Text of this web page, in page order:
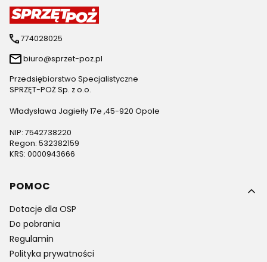
774028025
biuro@sprzet-poz.pl
Przedsiębiorstwo Specjalistyczne
SPRZĘT-POŻ Sp. z o.o.
Władysława Jagiełły 17e ,45-920 Opole
NIP: 7542738220
Regon: 532382159
KRS: 0000943666
Linki w stopce
POMOC
Dotacje dla OSP
Do pobrania
Regulamin
Polityka prywatności